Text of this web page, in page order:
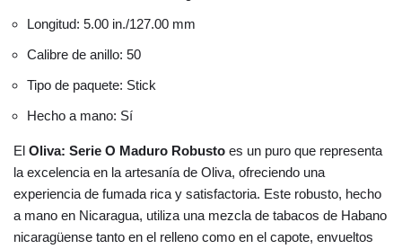
Longitud: 5.00 in./127.00 mm
Calibre de anillo: 50
Tipo de paquete: Stick
Hecho a mano: Sí
El Oliva: Serie O Maduro Robusto es un puro que representa
la excelencia en la artesanía de Oliva, ofreciendo una
experiencia de fumada rica y satisfactoria. Este robusto, hecho
a mano en Nicaragua, utiliza una mezcla de tabacos de Habano
nicaragüense tanto en el relleno como en el capote, envueltos